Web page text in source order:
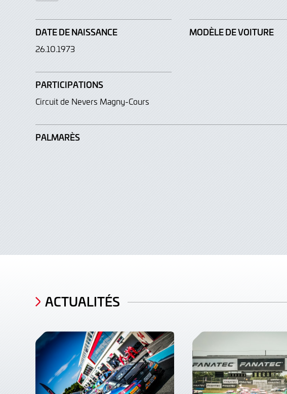
DATE DE NAISSANCE
26.10.1973
MODÈLE DE VOITURE
PARTICIPATIONS
Circuit de Nevers Magny-Cours
PALMARÈS
ACTUALITÉS